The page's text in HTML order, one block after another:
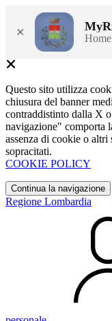
× Home
Questo sito utilizza
chiusura del banner
contraddistinto dalla X
navigazione" comporta
assenza di cookie o
sopracitati.
COOKIE POLICY
Continua la navigazione
Regione Lombardia